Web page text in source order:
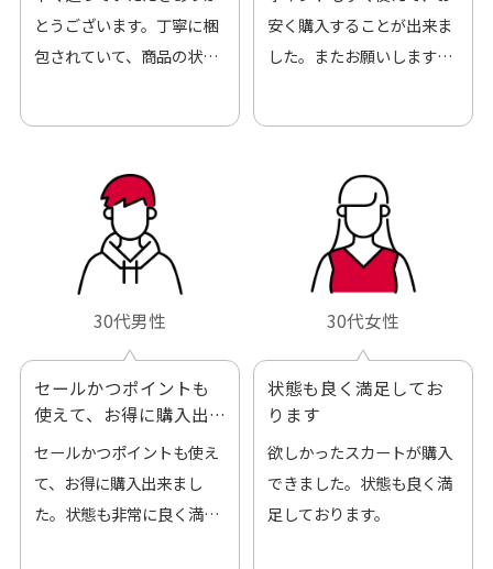
とうございます。丁寧に梱
包されていて、商品の状態
安く購入することが出来ま
した。またお願いします、
30代男性
セールかつポイントも
使えて、お得に購入出
来ました
セールかつポイントも使え
て、お得に購入出来まし
た。状態も非常に良く満足
30代女性
状態も良く満足してお
ります
欲しかったスカートが購入
できました。状態も良く満
足しております。